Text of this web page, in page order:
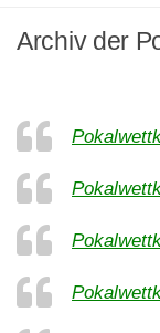
Archiv der